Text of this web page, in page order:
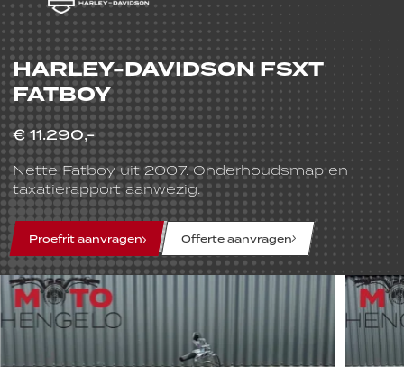
HARLEY-DAVIDSON FSXT
FATBOY
€ 11.290,-
Nette Fatboy uit 2007. Onderhoudsmap en
taxatierapport aanwezig.
Proefrit aanvragen
line
line
line
Offerte aanvragen